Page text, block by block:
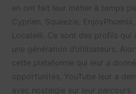
en ont fait leur métier à temps
Cyprien, Squeezie,
Locatelli. Ce sont des profils qui
une génération d’utilisateurs.
cette plateforme qui leur a
opportunités, YouTube leur a
avec nostalgie sur leur parcours.